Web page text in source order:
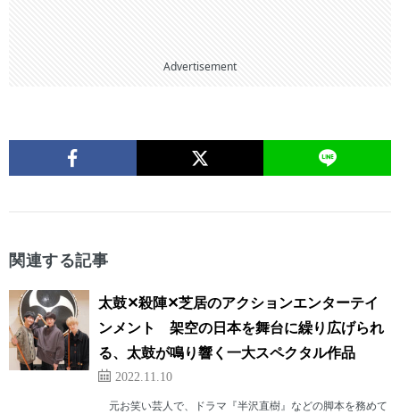
Advertisement
関連する記事
太鼓✕殺陣✕芝居のアクションエンターテイ
ンメント 架空の日本を舞台に繰り広げられ
る、太鼓が鳴り響く一大スペクタル作品
2022.11.10
元お笑い芸人で、ドラマ『半沢直樹』などの脚本を務めて